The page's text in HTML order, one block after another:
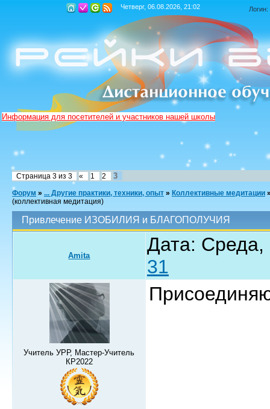
Четверг, 06.08.2026, 21:02 Логин:
Информация для посетителей и участников нашей школы
Страница 3 из 3 « 1 2 3
Форум » ... Другие практики, техники, опыт » Коллективные медитации
(коллективная медитация)
Привлечение ИЗОБИЛИЯ и БЛАГОПОЛУЧИЯ
Amita
Дата:
31
Учитель УРР, Мастер-Учитель
КР2022